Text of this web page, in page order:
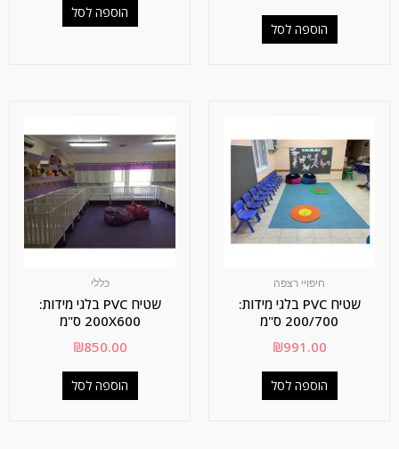
הוספה לסל
חיפויי רצפה
שטיח PVC בלגי מידות:
200/700 ס"מ
₪991.00
הוספה לסל
כללי
שטיח PVC בלגי מידות:
200X600 ס"מ
₪850.00
הוספה לסל
הוספה לסל